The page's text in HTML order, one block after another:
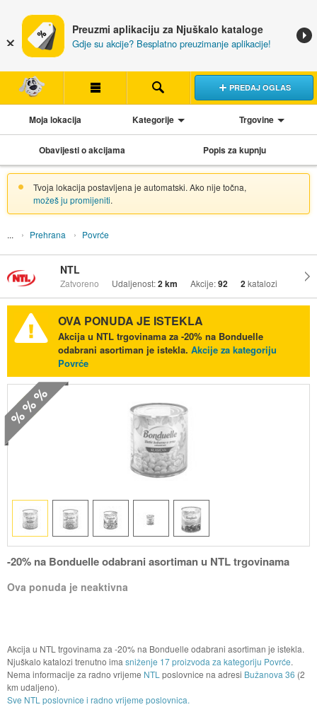
Preuzmi aplikaciju za Njuškalo kataloge
Gdje su akcije? Besplatno preuzimanje aplikacije!
PREDAJ OGLAS
Moja lokacija Kategorije Trgovine
Obavijesti o akcijama Popis za kupnju
Tvoja lokacija postavljena je automatski. Ako nije točna,
možeš ju promijeniti.
Prehrana Povrće
NTL
Zatvoreno Udaljenost:2 km Akcije:92 2katalozi
OVA PONUDA JE ISTEKLA
Akcija u NTL trgovinama za -20% na Bonduelle
odabrani asortiman je istekla. Akcije za kategoriju
Povrće
% % %
-20% na Bonduelle odabrani asortiman u NTL trgovinama
Ova ponuda je neaktivna
Akcija u NTL trgovinama za -20% na Bonduelle odabrani asortiman je istekla.
Njuškalo katalozi trenutno ima sniženje 17 proizvoda za kategoriju Povrće.
Nema informacije za radno vrijeme NTL poslovnice na adresi Bužanova 36 (2
km udaljeno).
Sve NTL poslovnice i radno vrijeme poslovnica.